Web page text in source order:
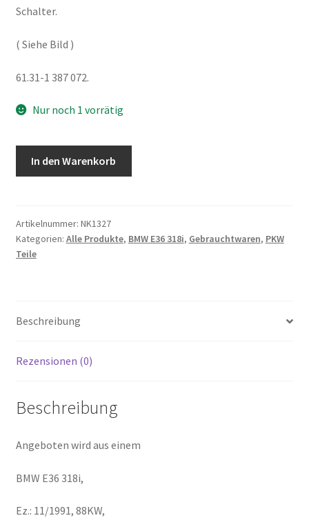
Schalter.
( Siehe Bild )
61.31-1 387 072.
Nur noch 1 vorrätig
61311387072
Menge
In den Warenkorb
Artikelnummer: NK1327
Kategorien: Alle Produkte, BMW E36 318i, Gebrauchtwaren, PKW
Teile
Beschreibung
Rezensionen (0)
Beschreibung
Angeboten wird aus einem
BMW E36 318i,
Ez.: 11/1991, 88KW,